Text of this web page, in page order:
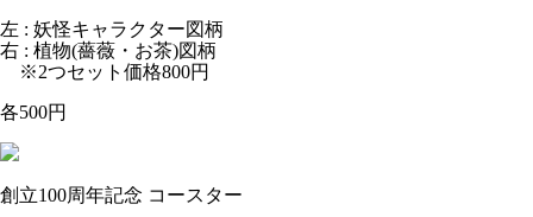
左 : 妖怪キャラクター図柄
右 : 植物(薔薇・お茶)図柄
※2つセット価格800円
各500円
創立100周年記念 コースター